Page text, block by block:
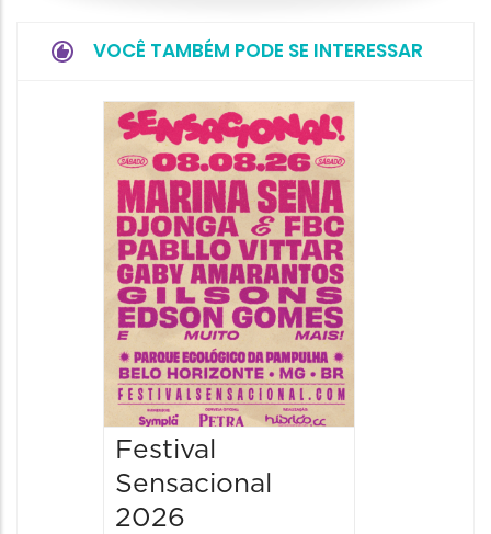
VOCÊ TAMBÉM PODE SE INTERESSAR
Festival
Sensacional
2026